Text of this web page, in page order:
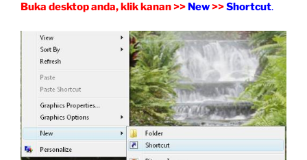
Buka desktop anda, klik kanan >> New>>Shortcut.